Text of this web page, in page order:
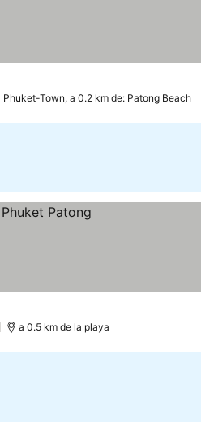
Phuket-Town, a 0.2 km de: Patong Beach
a 0.5 km de la playa